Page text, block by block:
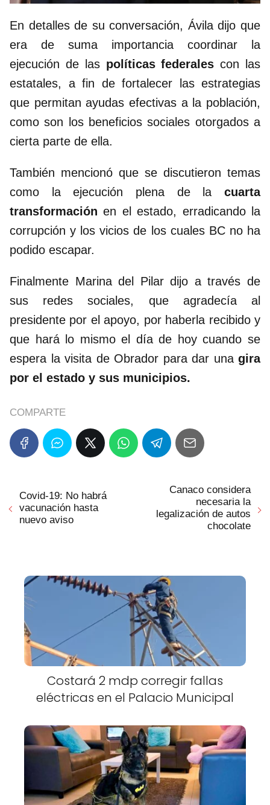
En detalles de su conversación, Ávila dijo que
era de suma importancia coordinar la
ejecución de las políticas federales con las
estatales, a fin de fortalecer las estrategias
que permitan ayudas efectivas a la población,
como son los beneficios sociales otorgados a
cierta parte de ella.
También mencionó que se discutieron temas
como la ejecución plena de la cuarta
transformaciónen el estado, erradicando la
corrupción y los vicios de los cuales BC no ha
podido escapar.
Finalmente Marina del Pilar dijo a través de
sus redes sociales, que agradecía al
presidente por el apoyo, por haberla recibido y
que hará lo mismo el día de hoy cuando se
espera la visita de Obrador para dar una gira
por el estado y sus municipios.
COMPARTE
Covid-19: No habrá
vacunación hasta
nuevo aviso
Canaco considera
necesaria la
legalización de autos
chocolate
Costará 2 mdp corregir fallas
eléctricas en el Palacio Municipal